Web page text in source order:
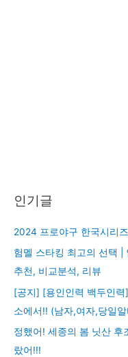
인기글
2024 프로야구 한국시리
험멜 스타킹 최고의 선택 |
추천, 비교분석, 리뷰
[공지] [용인인력 백두인력
소에서!! (남자,여자,당일
정했어! 세종의 봄 닛산 후
랐어!!!